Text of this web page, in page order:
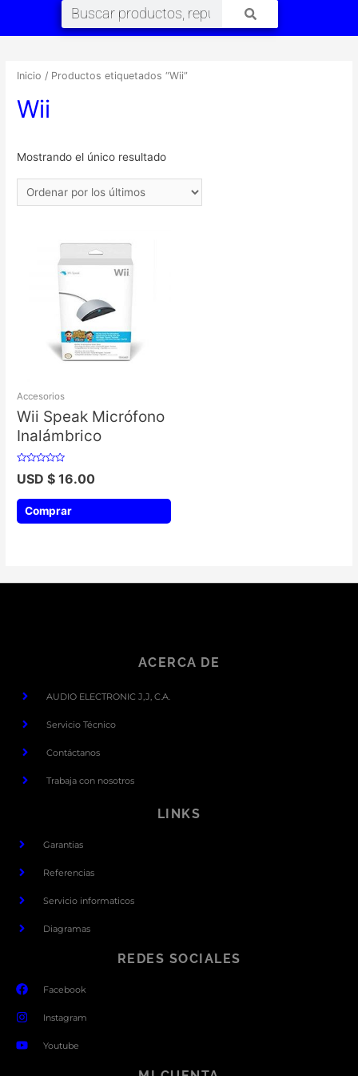
Inicio / Productos etiquetados “Wii”
Wii
Mostrando el único resultado
Accesorios
Wii Speak Micrófono
Inalámbrico
Valorado
con
de
USD $ 16.00
Comprar
ACERCA DE
AUDIO ELECTRONIC J,J, C.A.
Servicio Técnico
Contáctanos
Trabaja con nosotros
LINKS
Garantias
Referencias
Servicio informaticos
Diagramas
REDES SOCIALES
Facebook
Instagram
Youtube